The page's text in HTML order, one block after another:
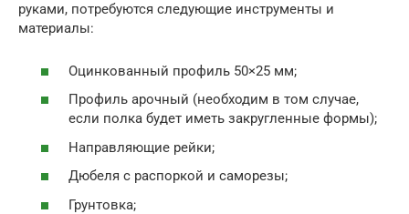
руками, потребуются следующие инструменты и
материалы:
Оцинкованный профиль 50×25 мм;
Профиль арочный (необходим в том случае,
если полка будет иметь закругленные формы);
Направляющие рейки;
Дюбеля с распоркой и саморезы;
Грунтовка;